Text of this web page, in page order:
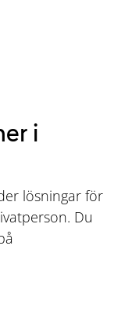
i
lösningar för
Du